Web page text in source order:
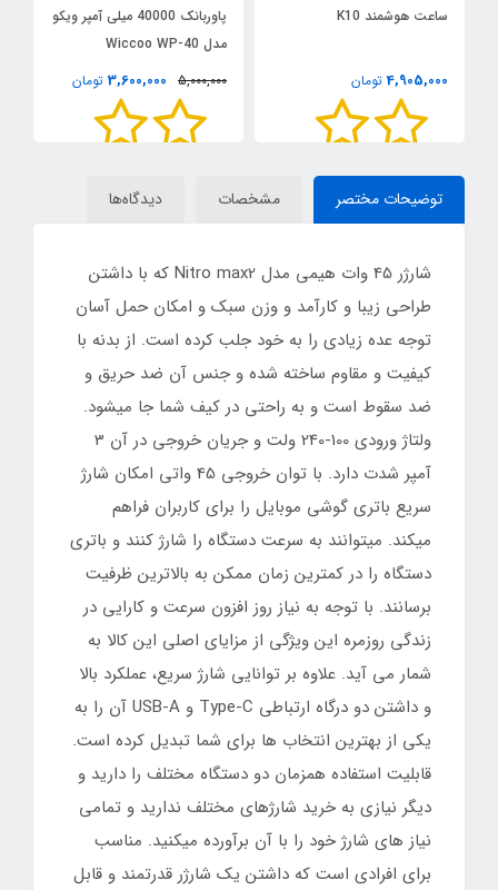
ساعت هوشمند K10
4,905,000 تومان
پاوربانک 40000 میلی آمپر ویکو
مدل Wiccoo WP-40
5,000,000
3,600,000 تومان
توضیحات مختصر مشخصات دیدگاه‌ها
شارژر 45 وات هیمی مدل Nitro max2 که با داشتن
طراحی زیبا و کارآمد و وزن سبک و امکان حمل آسان
توجه عده زیادی را به خود جلب کرده است. از بدنه با
کیفیت و مقاوم ساخته شده و جنس آن ضد حریق و
ضد سقوط است و به راحتی در کیف شما جا میشود.
ولتاژ ورودی 100-240 ولت و جریان خروجی در آن 3
آمپر شدت دارد. با توان خروجی 45 واتی امکان شارژ
سریع باتری گوشی موبایل را برای کاربران فراهم
میکند. میتوانند به سرعت دستگاه را شارژ کنند و باتری
دستگاه را در کمترین زمان ممکن به بالاترین ظرفیت
برسانند. با توجه به نیاز روز افزون سرعت و کارایی در
زندگی روزمره این ویژگی از مزایای اصلی این کالا به
شمار می آید. علاوه بر توانایی شارژ سریع، عملکرد بالا
و داشتن دو درگاه ارتباطی Type-C و USB-A آن را به
یکی از بهترین انتخاب ها برای شما تبدیل کرده است.
قابلیت استفاده همزمان دو دستگاه مختلف را دارید و
دیگر نیازی به خرید شارژهای مختلف ندارید و تمامی
نیاز های شارژ خود را با آن برآورده میکنید. مناسب
برای افرادی است که داشتن یک شارژر قدرتمند و قابل